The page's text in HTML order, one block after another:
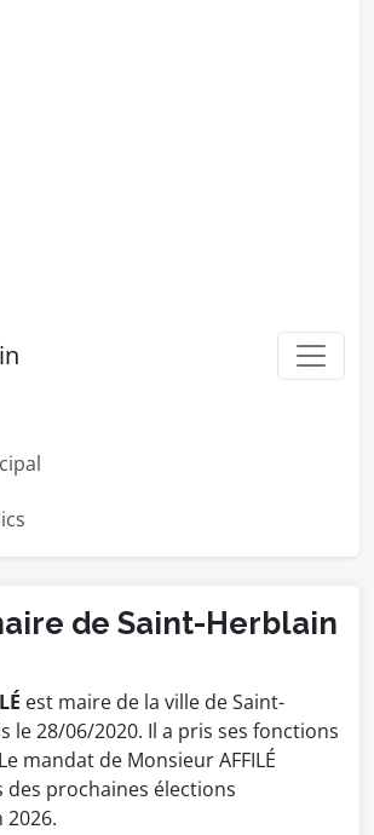
de Saint-Herblain
est maire de la ville de Saint-
le 28/06/2020. Il a pris ses fonctions
mandat de Monsieur AFFILÉ
des prochaines élections
2026.